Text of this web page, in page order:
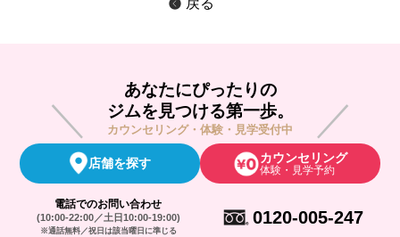
戻る
あなたにぴったりの
ジムを見つける第一歩。
カウンセリング・体験・見学受付中
店舗を探す カウンセリング
体験・見学予約
電話でのお問い合わせ
(10:00-22:00／土日10:00-19:00)
※通話無料／祝日は該当曜日に準じる
0120-005-247